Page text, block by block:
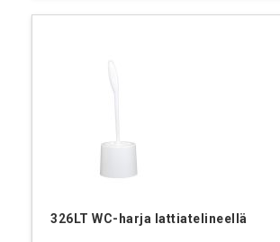
326LT WC-harja lattiatelineellä